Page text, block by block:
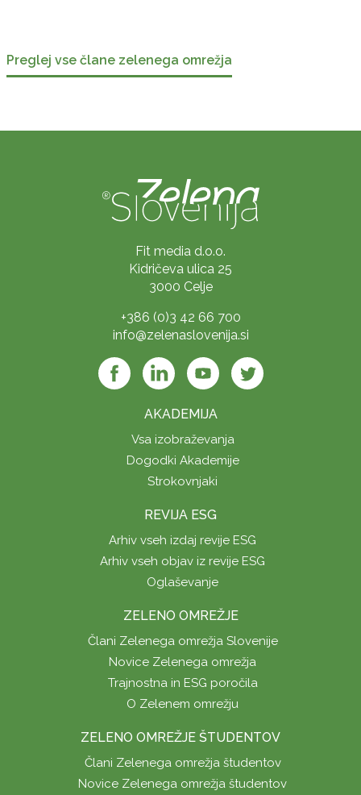
Preglej vse člane zelenega omrežja
Fit media d.o.o.
Kidričeva ulica 25
3000 Celje
+386 (0)3 42 66 700
info@zelenaslovenija.si
AKADEMIJA
Vsa izobraževanja
Dogodki Akademije
Strokovnjaki
REVIJA ESG
Arhiv vseh izdaj revije ESG
Arhiv vseh objav iz revije ESG
Oglaševanje
ZELENO OMREŽJE
Člani Zelenega omrežja Slovenije
Novice Zelenega omrežja
Trajnostna in ESG poročila
O Zelenem omrežju
ZELENO OMREŽJE ŠTUDENTOV
Člani Zelenega omrežja študentov
Novice Zelenega omrežja študentov